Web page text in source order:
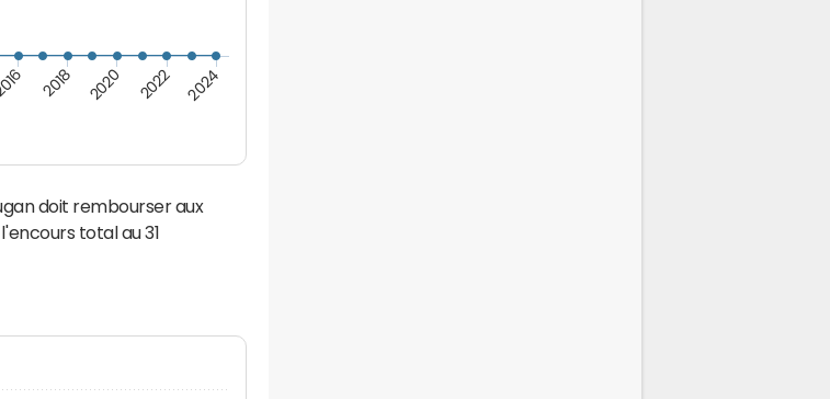
2018 2020 2022 2024
doit rembourser aux
total au 31